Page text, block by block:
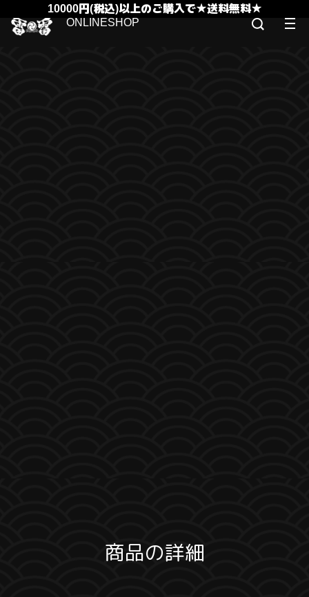
10000円(税込)以上のご購入で★送料無料★
商品の詳細
ONLINESHOP